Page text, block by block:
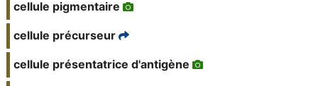
cellule pigmentaire
cellule précurseur
cellule présentatrice d'antigène